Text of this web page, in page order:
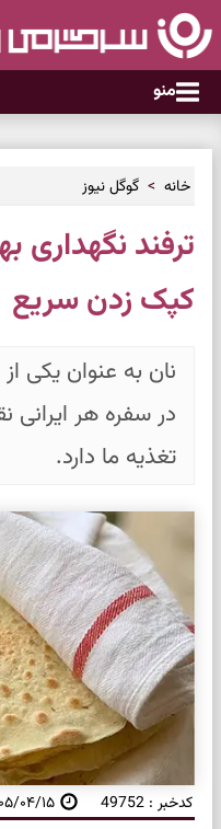
منو
خانه گوگل نیوز
ترفند نگهداری
کپک زدن سریع
نان به عنوان یکی
در سفره هر
تغذیه ما دارد.
کدخبر : 49752 ۱۴۰۵/۰۴/۱۵